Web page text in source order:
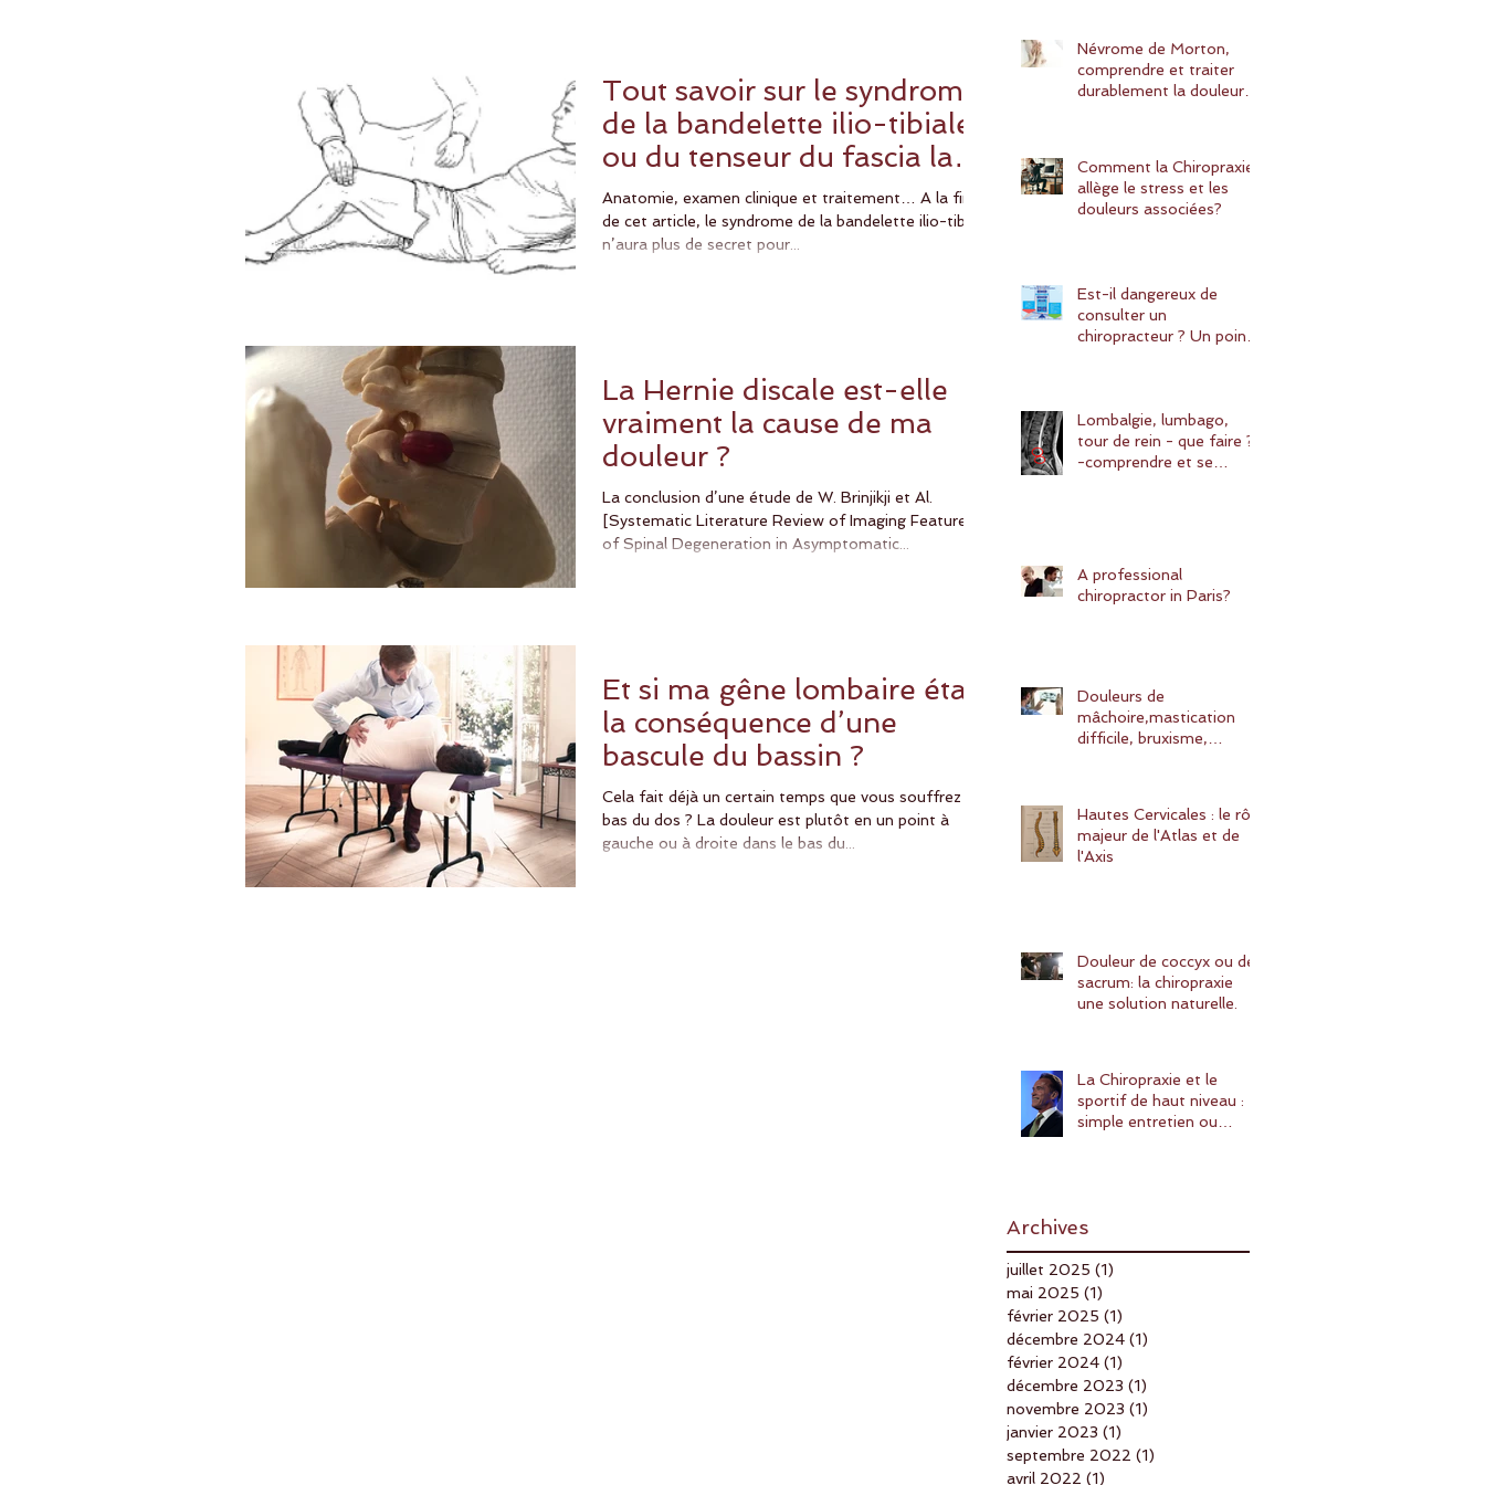
Tout savoir sur le syndrome
de la bandelette ilio-tibiale
ou du tenseur du fascia lata
(TFL)?
Anatomie, examen clinique et traitement… A la fin
de cet article, le syndrome de la bandelette ilio-tibiale
n’aura plus de secret pour...
La Hernie discale est-elle
vraiment la cause de ma
douleur ?
La conclusion d’une étude de W. Brinjikji et Al.
[Systematic Literature Review of Imaging Features
of Spinal Degeneration in Asymptomatic...
Et si ma gêne lombaire était
la conséquence d’une
bascule du bassin ?
Cela fait déjà un certain temps que vous souffrez du
bas du dos ? La douleur est plutôt en un point à
gauche ou à droite dans le bas du...
Névrome de Morton,
comprendre et traiter
durablement la douleur
Comment la Chiropraxie
allège le stress et les
douleurs associées?
Est-il dangereux de
consulter un
chiropracteur ? Un point
Lombalgie, lumbago,
tour de rein - que faire ?
-comprendre et se
A professional
chiropractor in Paris?
Douleurs de
mâchoire,mastication
difficile, bruxisme,
Hautes Cervicales : le rôle
majeur de l'Atlas et de
l'Axis
Douleur de coccyx ou de
sacrum: la chiropraxie
une solution naturelle.
La Chiropraxie et le
sportif de haut niveau :
simple entretien ou
Archives
juillet 2025 (1)
mai 2025 (1)
février 2025 (1)
décembre 2024 (1)
février 2024 (1)
décembre 2023 (1)
novembre 2023 (1)
janvier 2023 (1)
septembre 2022 (1)
avril 2022 (1)